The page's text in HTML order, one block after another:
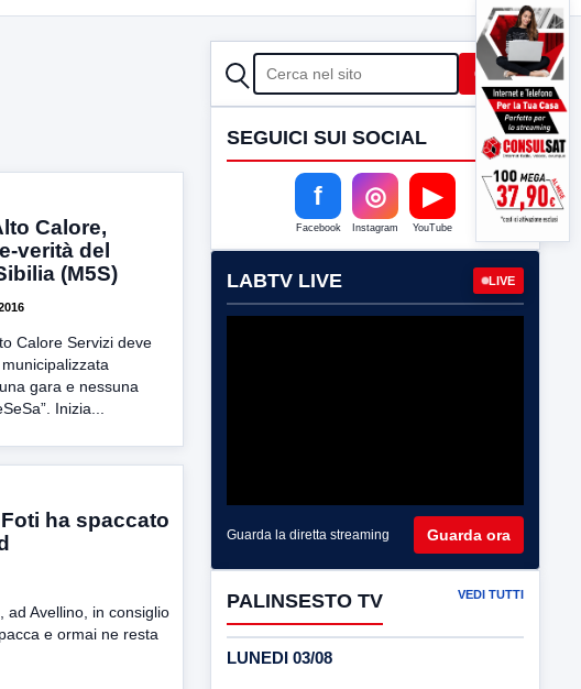
Calore,
verità del
(M5S)
Calore Servizi deve
gara e nessuna
Inizia...
ha spaccato
ad Avellino, in consiglio
e ormai ne resta
CERCA Cerca
SEGUICI SUI SOCIAL
f
Facebook
◎
Instagram
▶
YouTube
LABTV LIVE LIVE
Guarda la diretta streaming Guarda ora
PALINSESTO TV VEDI TUTTI
LUNEDI 03/08